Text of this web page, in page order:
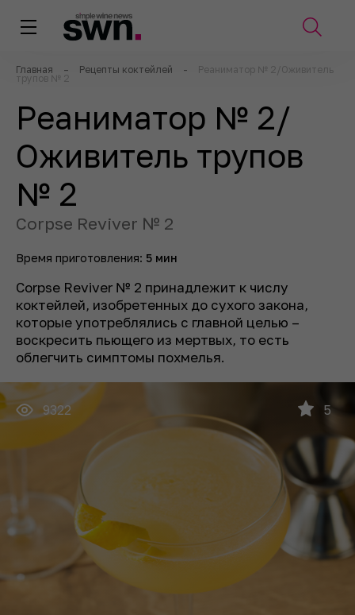
Главная – Рецепты коктейлей - Реаниматор № 2/Оживитель
трупов № 2
Реаниматор № 2/
Оживитель трупов
№ 2
Corpse Reviver № 2
9322 5
Corpse Reviver № 2 принадлежит к числу
коктейлей, изобретенных до сухого закона,
которые употреблялись с главной целью –
воскресить пьющего из мертвых, то есть
облегчить симптомы похмелья.
Время приготовления: 5 мин